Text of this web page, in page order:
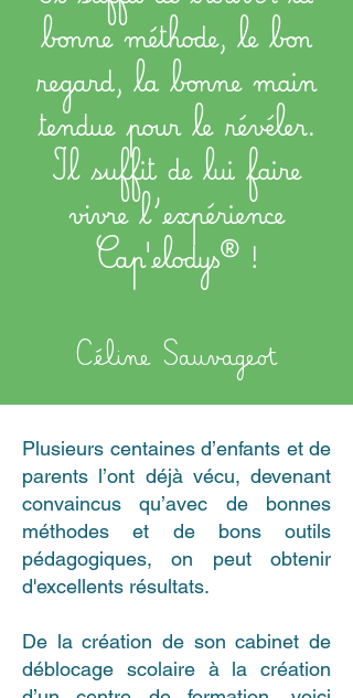
bonne méthode, le bon
regard, la bonne main
tendue pour le révéler.
Il suffit de lui faire
vivre l’expérience
Cap'elodys® !
Céline Sauvageot
Plusieurs centaines d’enfants et de
parents l’ont déjà vécu, devenant
convaincus qu’avec de bonnes
méthodes et de bons outils
pédagogiques, on peut obtenir
d'excellents résultats.
De la création de son cabinet de
déblocage scolaire à la création